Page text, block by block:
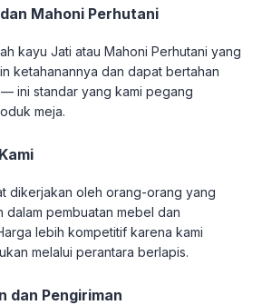
Mahoni Perhutani
kayu Jati atau Mahoni Perhutani yang
ketahanannya dan dapat bertahan
ini standar yang kami pegang
meja.
dikerjakan oleh orang-orang yang
dalam pembuatan mebel dan
lebih kompetitif karena kami
melalui perantara berlapis.
dan Pengiriman